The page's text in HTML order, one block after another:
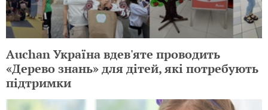
Auchan Україна вдев'яте проводить
«Дерево знань» для дітей, які потребують
підтримки